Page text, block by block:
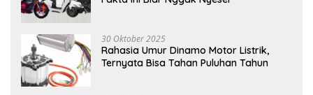
30 Oktober 2025
Rahasia Umur Dinamo Motor Listrik,
Ternyata Bisa Tahan Puluhan Tahun